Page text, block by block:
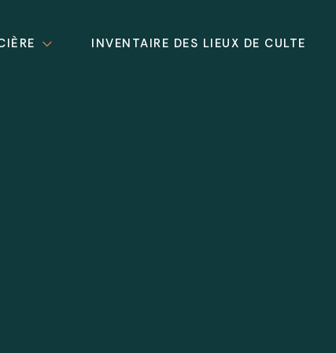
INVENTAIRE DES LIEUX DE CULTE